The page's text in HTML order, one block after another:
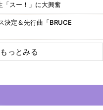
スー！」に大興奮
定＆先行曲「BRUCE
っとみる